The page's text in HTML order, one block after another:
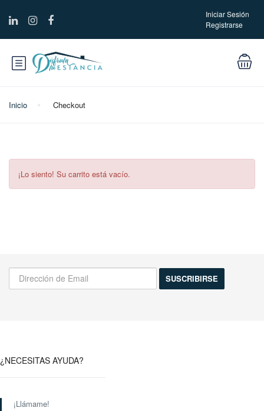
Iniciar Sesión
Registrarse
Inicio Checkout
¡Lo siento! Su carrito está vacío.
¿NECESITAS AYUDA?
¡Llámame!